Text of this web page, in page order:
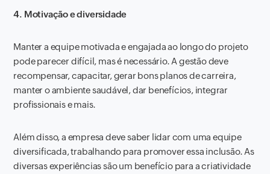
4. Motivação e diversidade
Manter a equipe motivada e engajada ao longo do projeto
pode parecer difícil, mas é necessário. A gestão deve
recompensar, capacitar, gerar bons planos de carreira,
manter o ambiente saudável, dar benefícios, integrar
profissionais e mais.
Além disso, a empresa deve saber lidar com uma equipe
diversificada, trabalhando para promover essa inclusão. As
diversas experiências são um benefício para a criatividade